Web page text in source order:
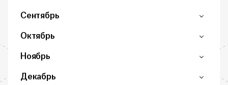
Сентябрь
Октябрь
Ноябрь
Декабрь